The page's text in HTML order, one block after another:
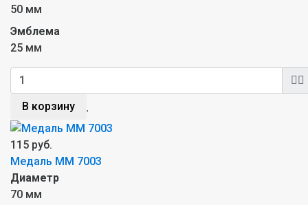
50 мм
Эмблема
25 мм
В корзину
115 руб.
Медаль MM 7003
Диаметр
70 мм